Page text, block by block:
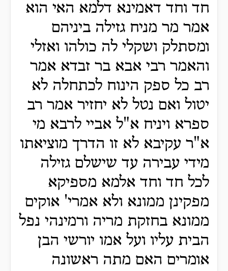
חד וחד דאמינא דלמא האי הוא
אמר מר מניח גזילה ביניהם
ומסתלק ושקלי לה כולהו ואזלי
והאמר רבי אבא בר זבדא אמר
רב כל ספק הינוח לכתחלה לא
יטול ואם נטל לא יחזיר אמר רב
ספרא ויניח א"ל אביי לרבא מי
א"ר עקיבא לא זו הדרך מוציאתו
מידי עבירה עד שישלם גזילה
לכל חד וחד אלמא מספיקא
מפקינן ממונא ולא אמרי' אוקים
ממונא בחזקת מריה ורמינהי נפל
הבית עליו ועל אמו יורשי הבן
אומרים האם מתה ראשונה